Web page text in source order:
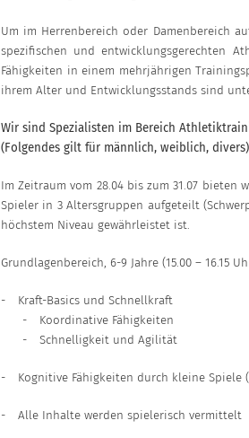
Um im Herrenbereich oder Damenbereich
spezifischen und entwicklungsgerechten
Fähigkeiten in einem mehrjährigen
ihrem Alter und Entwicklungsstands sind
Wir sind Spezialisten im Bereich
(Folgendes gilt für männlich, weiblich, divers)
Im Zeitraum vom 28.04 bis zum 31.07
Spieler in 3 Altersgruppen aufgeteilt
höchstem Niveau gewährleistet ist.
Grundlagenbereich, 6-9 Jahre (15.00 – 16.15
-
Kraft-Basics und Schnellkraft
-
Koordinative Fähigkeiten
-
Schnelligkeit und Agilität
- Kognitive Fähigkeiten durch kleine
- Alle Inhalte werden spielerisch vermittelt